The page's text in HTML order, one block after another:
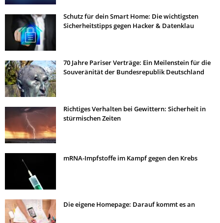
Schutz für dein Smart Home: Die wichtigsten
Sicherheitstipps gegen Hacker & Datenklau
70 Jahre Pariser Verträge: Ein Meilenstein für die
Souveränität der Bundesrepublik Deutschland
Richtiges Verhalten bei Gewittern: Sicherheit in
stürmischen Zeiten
mRNA-Impfstoffe im Kampf gegen den Krebs
Die eigene Homepage: Darauf kommt es an